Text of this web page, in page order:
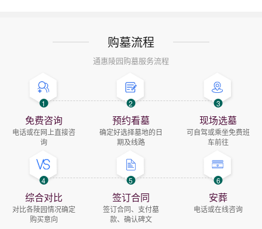
购墓流程
通惠陵园购墓服务流程
1
免费咨询
电话或在网上直接咨
询
2
预约看墓
确定好选择墓地的日
期及线路
3
现场选墓
可自驾或乘坐免费班
车前往
4
综合对比
对比各陵园情况确定
购买意向
5
签订合同
签订合同、支付墓
款、确认碑文
6
安葬
电话或在线咨询